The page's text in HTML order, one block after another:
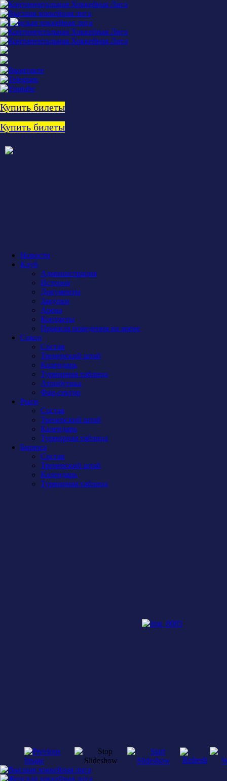
Купить билеты
Купить билеты
Новости
Клуб
Администрация
История
Документы
Закупки
Арена
Контакты
Правила поведения на арене
Сокол
Состав
Тренерский штаб
Календарь
Турнирная таблица
Атрибутика
Фан-сектор
Рыси
Состав
Тренерский штаб
Календарь
Турнирная таблица
Бирюса
Состав
Тренерский штаб
Календарь
Турнирная таблица